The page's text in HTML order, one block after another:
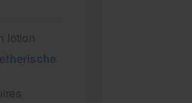
lotion